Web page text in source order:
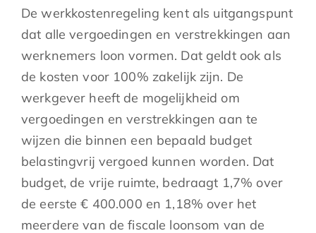
De werkkostenregeling kent als uitgangspunt
dat alle vergoedingen en verstrekkingen aan
werknemers loon vormen. Dat geldt ook als
de kosten voor 100% zakelijk zijn. De
werkgever heeft de mogelijkheid om
vergoedingen en verstrekkingen aan te
wijzen die binnen een bepaald budget
belastingvrij vergoed kunnen worden. Dat
budget, de vrije ruimte, bedraagt 1,7% over
de eerste € 400.000 en 1,18% over het
meerdere van de fiscale loonsom van de